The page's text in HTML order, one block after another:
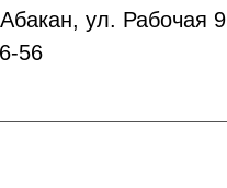
ул. Рабочая 9
56